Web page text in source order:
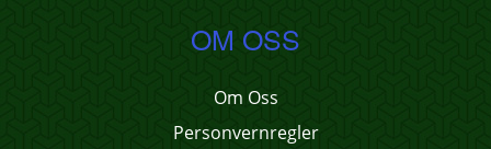
OM OSS
Om Oss
Personvernregler